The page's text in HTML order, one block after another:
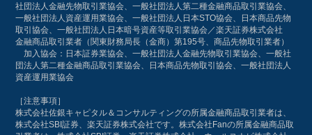
社団法人金融先物取引業協会、一般社団法人第二種金融商品取引業協会、
一般社団法人資産運用業協会、一般社団法人日本STO協会、日本商品先物
取引協会、一般社団法人日本暗号資産等取引業協会／楽天証券株式会社
金融商品取引業者（関東財務局長（金商）第195号、商品先物取引業者）
加入協会：日本証券業協会、一般社団法人金融先物取引業協会、一般社
団法人第二種金融商品取引業協会、日本商品先物取引協会、一般社団法人
資産運用業協会
［注意事項］
株式会社佐銀キャピタル＆コンサルティングの所属金融商品取引業者は、
株式会社SBI証券、楽天証券株式会社です。株式会社Fanの所属金融商品取